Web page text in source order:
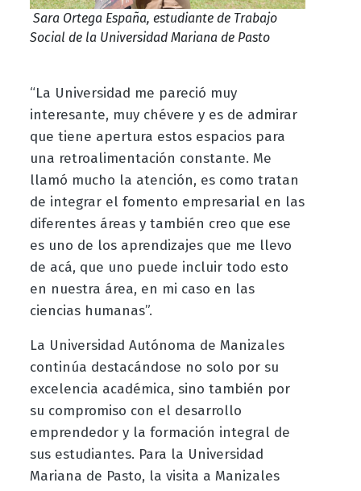
Sara Ortega España, estudiante de Trabajo
Social de la Universidad Mariana de Pasto
“La Universidad me pareció muy
interesante, muy chévere y es de admirar
que tiene apertura estos espacios para
una retroalimentación constante. Me
llamó mucho la atención, es como tratan
de integrar el fomento empresarial en las
diferentes áreas y también creo que ese
es uno de los aprendizajes que me llevo
de acá, que uno puede incluir todo esto
en nuestra área, en mi caso en las
ciencias humanas”.
La Universidad Autónoma de Manizales
continúa destacándose no solo por su
excelencia académica, sino también por
su compromiso con el desarrollo
emprendedor y la formación integral de
sus estudiantes. Para la Universidad
Mariana de Pasto, la visita a Manizales